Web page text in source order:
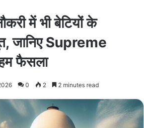
में भी बेटियों के
जानिए Supreme
फैसला
0 2 2 minutes read